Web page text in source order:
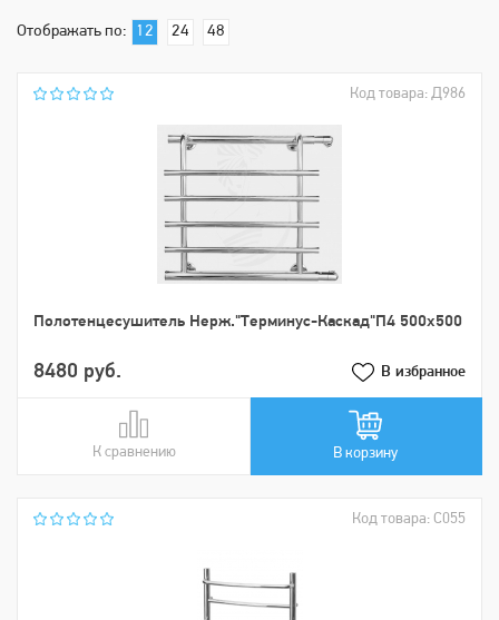
Отображать по: 12 24 48
Код товара: Д986
Пoлoтенцеcушитель Нерж."Tерминус-Каскад"П4 500х500
8480 руб. В избранное
К сравнению
В сравнении В корзину
Код товара: С055